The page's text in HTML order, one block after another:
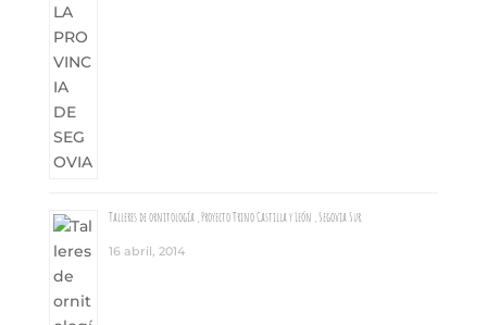
Talleres de ornitología , Proyecto Trino Castilla y León , Segovia Sur.
16 abril, 2014